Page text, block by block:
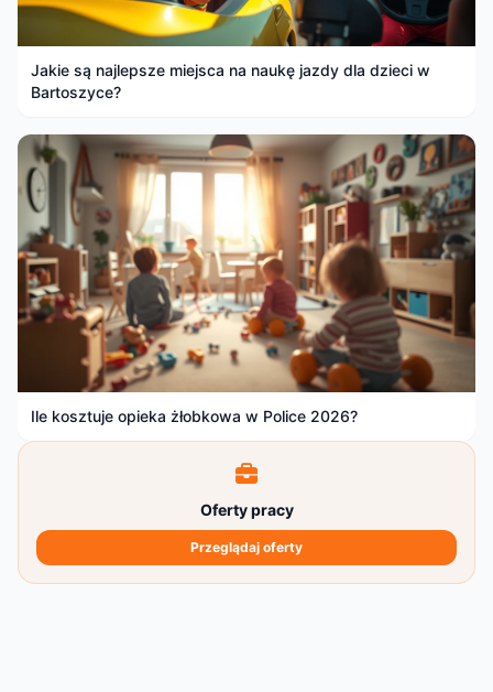
Jakie są najlepsze miejsca na naukę jazdy dla dzieci w
Bartoszyce?
Ile kosztuje opieka żłobkowa w Police 2026?
Oferty pracy
Przeglądaj oferty